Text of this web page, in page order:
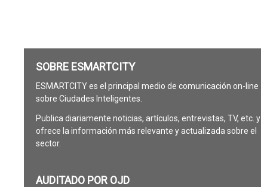
SOBRE ESMARTCITY
ESMARTCITY es el principal medio de comunicación on-line
sobre Ciudades Inteligentes.
Publica diariamente noticias, artículos, entrevistas, TV, etc. y
ofrece la información más relevante y actualizada sobre el
sector.
AUDITADO POR OJD